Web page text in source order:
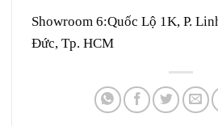
Showroom 6:Quốc Lộ 1K, P.
Đức, Tp. HCM